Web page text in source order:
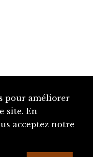
pour améliorer
site. En
acceptez notre